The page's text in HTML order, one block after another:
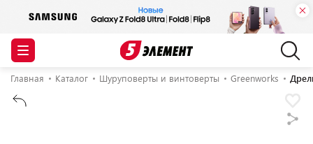
Главная Каталог Шуруповерты и винтоверты Greenworks